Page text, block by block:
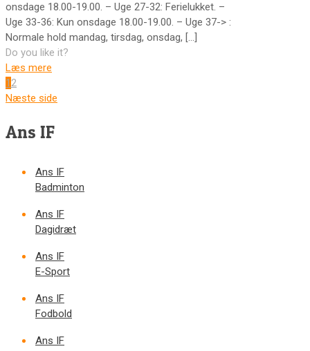
onsdage 18.00-19.00. – Uge 27-32: Ferielukket. –
Uge 33-36: Kun onsdage 18.00-19.00. – Uge 37-> :
Normale hold mandag, tirsdag, onsdag, […]
Do you like it?
Læs mere
1 2
Næste side
Ans IF
Ans IF
Badminton
Ans IF
Dagidræt
Ans IF
E-Sport
Ans IF
Fodbold
Ans IF